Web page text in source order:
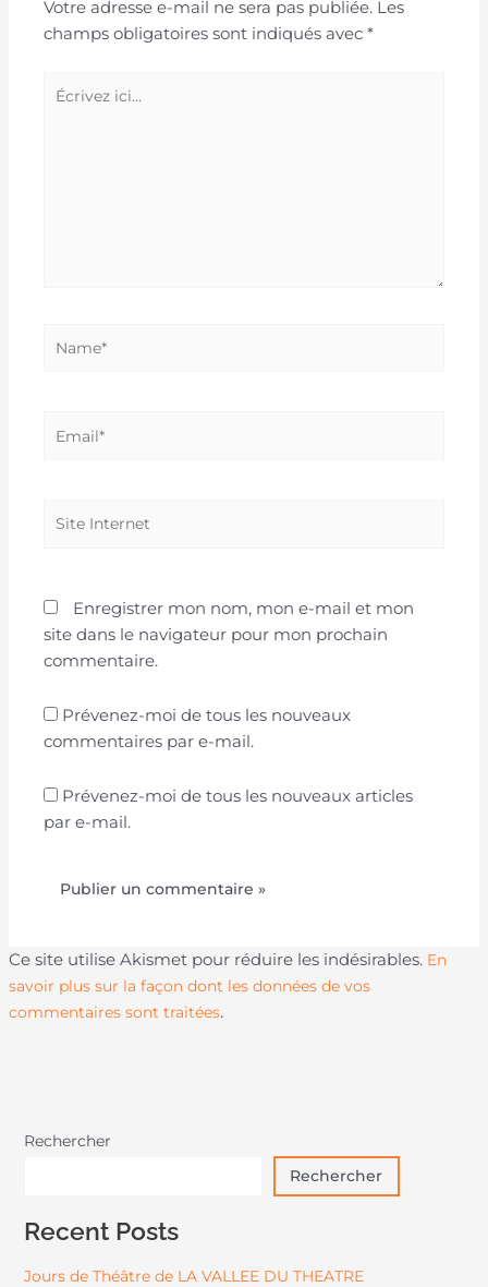
Votre adresse e-mail ne sera pas publiée. Les
champs obligatoires sont indiqués avec*
Écrivez
Enregistrer mon nom, mon e-mail et mon
site dans le navigateur pour mon prochain
commentaire.
Prévenez-moi de tous les nouveaux
commentaires par e-mail.
Prévenez-moi de tous les nouveaux articles
par e-mail.
Ce site utilise Akismet pour réduire les indésirables. En
savoir plus sur la façon dont les données de vos
commentaires sont traitées.
Rechercher
Rechercher
Recent Posts
Jours de Théâtre de LA VALLEE DU THEATRE